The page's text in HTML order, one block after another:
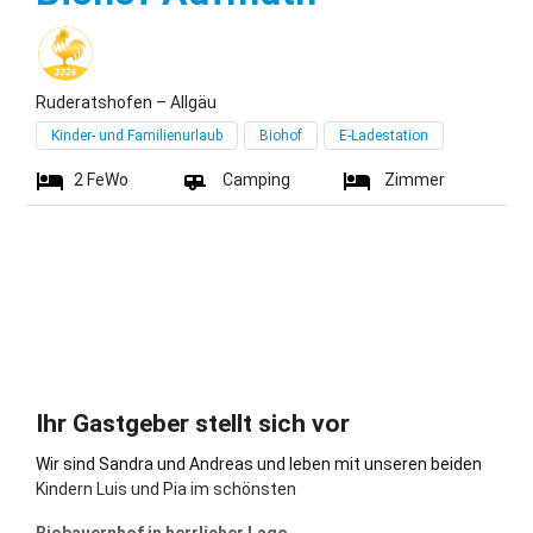
Ruderatshofen – Allgäu
Kinder- und Familienurlaub Biohof E-Ladestation
2 FeWo Camping Zimmer
Ihr Gastgeber stellt sich vor
Wir sind Sandra und Andreas und leben mit unseren beiden
Kindern Luis und Pia im schönsten